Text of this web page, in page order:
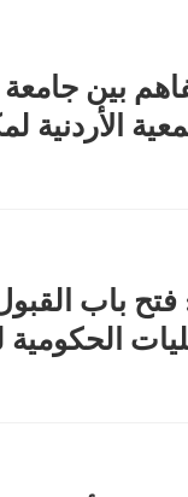
بين جامعة
الأردنية
فتح باب